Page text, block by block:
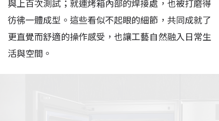
與上百次測試；就連烤箱內部的焊接處，也被打磨得
彷彿一體成型。這些看似不起眼的細節，共同成就了
更直覺而舒適的操作感受，也讓工藝自然融入日常生
活與空間。